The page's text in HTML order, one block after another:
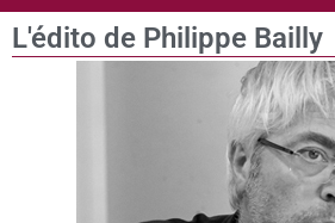
L'édito de Philippe Bailly